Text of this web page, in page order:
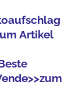
Artikel